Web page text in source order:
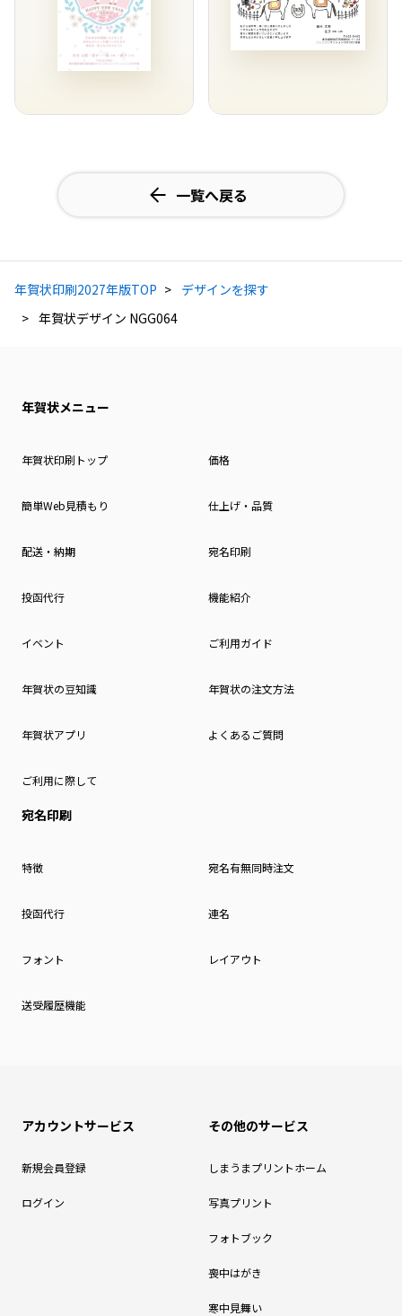
一覧へ戻る
年賀状印刷2027年版TOP
デザインを探す
年賀状デザイン NGG064
年賀状メニュー
年賀状印刷トップ 価格
簡単Web見積もり 仕上げ・品質
配送・納期 宛名印刷
投函代行 機能紹介
イベント ご利用ガイド
年賀状の豆知識 年賀状の注文方法
年賀状アプリ よくあるご質問
ご利用に際して
宛名印刷
特徴 宛名有無同時注文
投函代行 連名
フォント レイアウト
送受履歴機能
アカウントサービス
新規会員登録
ログイン
その他のサービス
しまうまプリントホーム
写真プリント
フォトブック
喪中はがき
寒中見舞い